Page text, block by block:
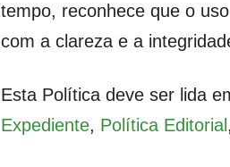
tempo, reconhece que o
com a clareza e a
Esta Política deve ser lida
Expediente, Política Editorial ,